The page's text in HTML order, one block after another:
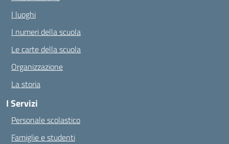
I luoghi
I numeri della scuola
Le carte della scuola
Organizzazione
La storia
I Servizi
Personale scolastico
Famiglie e studenti